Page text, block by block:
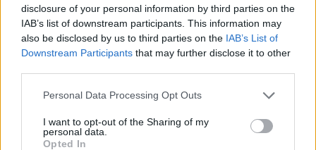
disclosure of your personal information by third parties on the
IAB’s list of downstream participants. This information may
also be disclosed by us to third parties on the IAB’s List of
Downstream Participants that may further disclose it to other
Personal Data Processing Opt Outs
I want to opt-out of the Sharing of my
personal data.
Opted In
Télécharger le fichier communiq
ue_President_Schraen.docx